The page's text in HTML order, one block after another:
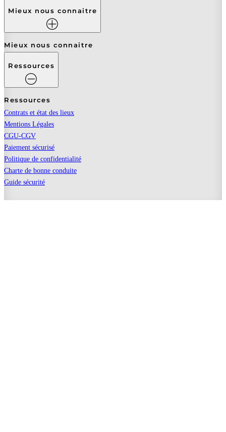
Mieux nous connaitre
Mieux nous connaitre
Ressources
Ressources
Contrats et état des lieux
Mentions Légales
CGU-CGV
Paiement sécurisé
Politique de confidentialité
Charte de bonne conduite
Guide sécurité